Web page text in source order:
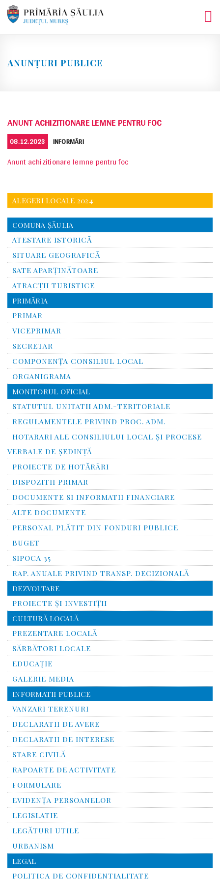
Skip
ANUNȚURI PUBLICE
ANUNT ACHIZITIONARE LEMNE PENTRU FOC
POSTED
ON
08.12.2023 CATEGORIES
INFORMĂRI
Anunt achizitionare lemne pentru foc
ALEGERI LOCALE 2024
COMUNA ŞĂULIA
ATESTARE ISTORICĂ
SITUARE GEOGRAFICĂ
SATE APARȚINĂTOARE
ATRACȚII TURISTICE
PRIMĂRIA
PRIMAR
VICEPRIMAR
SECRETAR
COMPONENȚA CONSILIUL LOCAL
ORGANIGRAMA
MONITORUL OFICIAL
STATUTUL UNITATII ADM.-TERITORIALE
REGULAMENTELE PRIVIND PROC. ADM.
HOTARARI ALE CONSILIULUI LOCAL ȘI PROCESE
VERBALE DE ȘEDINȚĂ
PROIECTE DE HOTĂRÂRI
DISPOZITII PRIMAR
DOCUMENTE SI INFORMATII FINANCIARE
ALTE DOCUMENTE
PERSONAL PLĂTIT DIN FONDURI PUBLICE
BUGET
SIPOCA 35
RAP. ANUALE PRIVIND TRANSP. DECIZIONALĂ
DEZVOLTARE
PROIECTE ȘI INVESTIȚII
CULTURĂ LOCALĂ
PREZENTARE LOCALĂ
SĂRBĂTORI LOCALE
EDUCAȚIE
GALERIE MEDIA
INFORMATII PUBLICE
VANZARI TERENURI
DECLARATII DE AVERE
DECLARATII DE INTERESE
STARE CIVILĂ
RAPOARTE DE ACTIVITATE
FORMULARE
EVIDENȚA PERSOANELOR
LEGISLATIE
LEGĂTURI UTILE
URBANISM
LEGAL
POLITICA DE CONFIDENTIALITATE